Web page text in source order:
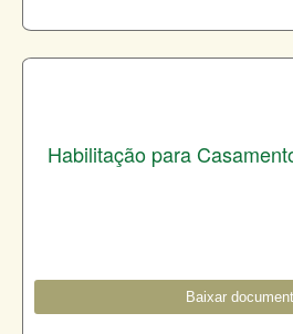
Habilitação para
Baixar